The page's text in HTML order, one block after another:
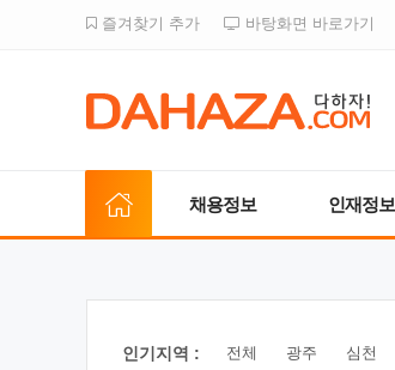
즐겨찾기 추가 바탕화면 바로가기
채용정보 인재정보
인기지역 : 전체 광주 심천